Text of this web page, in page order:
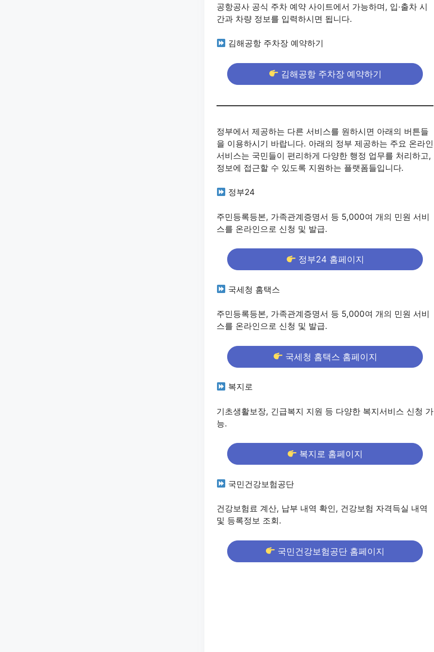
공항공사 공식 주차 예약 사이트에서 가능하며, 입·출차 시
간과 차량 정보를 입력하시면 됩니다.
김해공항 주차장 예약하기
김해공항 주차장 예약하기
정부에서 제공하는 다른 서비스를 원하시면 아래의 버튼들
을 이용하시기 바랍니다. 아래의 정부 제공하는 주요 온라인
서비스는 국민들이 편리하게 다양한 행정 업무를 처리하고,
정보에 접근할 수 있도록 지원하는 플랫폼들입니다.
정부24
주민등록등본, 가족관계증명서 등 5,000여 개의 민원 서비
스를 온라인으로 신청 및 발급.
정부24 홈페이지
국세청 홈택스
주민등록등본, 가족관계증명서 등 5,000여 개의 민원 서비
스를 온라인으로 신청 및 발급.
국세청 홈택스 홈페이지
복지로
기초생활보장, 긴급복지 지원 등 다양한 복지서비스 신청 가
능.
복지로 홈페이지
국민건강보험공단
건강보험료 계산, 납부 내역 확인, 건강보험 자격득실 내역
및 등록정보 조회.
국민건강보험공단 홈페이지